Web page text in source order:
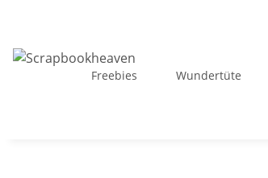
Freebies
Wundertüte